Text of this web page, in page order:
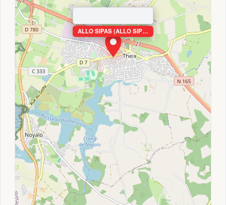
ALLO SIPAS (ALLO SIP…